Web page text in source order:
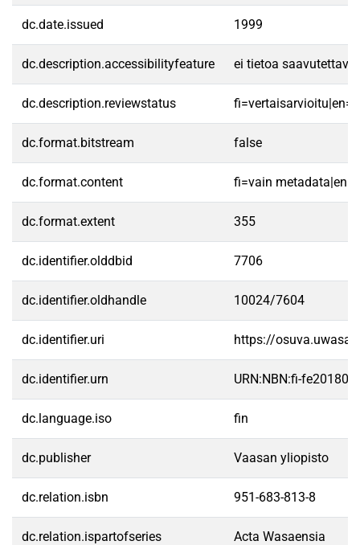
dc.date.issued 1999
dc.description.accessibilityfeature ei tietoa
dc.description.reviewstatus
dc.format.bitstream false
dc.format.content fi=vain
dc.format.extent 355
dc.identifier.olddbid 7706
dc.identifier.oldhandle 10024/7604
dc.identifier.uri https://
dc.identifier.urn URN:NBN:fi-
dc.language.iso fin
dc.publisher Vaasan yliopisto
dc.relation.isbn 951-683-813-8
dc.relation.ispartofseries Acta Wasaensia